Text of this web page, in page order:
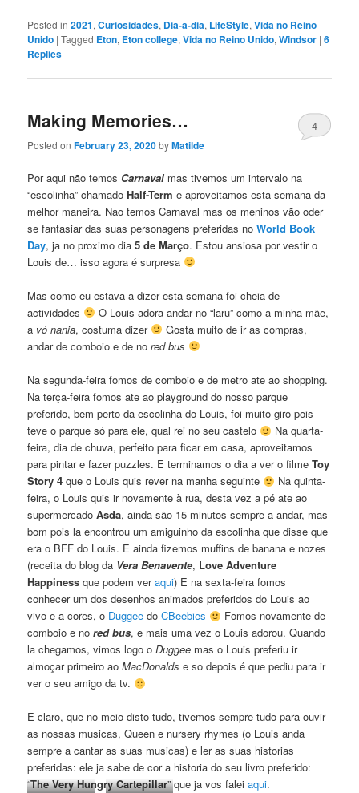
Posted in 2021,Curiosidades, Dia-a-dia, LifeStyle,Vida no Reino
Unido |Tagged Eton, Eton college,Vida no Reino Unido,Windsor |6
Replies
Making Memories…
Posted onFebruary 23, 2020byMatilde
4
Por aqui não temos Carnaval mas tivemos um intervalo na
“escolinha” chamado Half-Term e aproveitamos esta semana da
melhor maneira. Nao temos Carnaval mas os meninos vão oder
se fantasiar das suas personagens preferidas noWorld Book
Day, ja no proximo dia5 de Março. Estou ansiosa por vestir o
Louis de… isso agora é surpresa
Mas como eu estava a dizer esta semana foi cheia de
actividades
O Louis adora andar no “laru” como a minha mãe,
a vó nania, costuma dizer
Gosta muito de ir as compras,
andar de comboio e de nored bus
Na segunda-feira fomos de comboio e de metro ate ao shopping.
Na terça-feira fomos ate ao playground do nosso parque
preferido, bem perto da escolinha do Louis, foi muito giro pois
teve o parque só para ele, qual rei no seu castelo
Na quarta-
feira, dia de chuva, perfeito para ficar em casa, aproveitamos
para pintar e fazer puzzles. E terminamos o dia a ver o filme Toy
Story 4 que o Louis quis rever na manha seguinte
Na quinta-
feira, o Louis quis ir novamente à rua, desta vez a pé ate ao
supermercadoAsda, ainda são 15 minutos sempre a andar, mas
bom pois la encontrou um amiguinho da escolinha que disse que
era o BFF do Louis. E ainda fizemos muffins de banana e nozes
(receita do blog da Vera Benavente, Love Adventure
Happiness que podem veraqui) E na sexta-feira fomos
conhecer um dos desenhos animados preferidos do Louis ao
vivo e a cores, o Duggee doCBeebies
Fomos novamente de
comboio e nored bus, e mais uma vez o Louis adorou. Quando
la chegamos, vimos logo oDuggee mas o Louis preferiu ir
almoçar primeiro aoMacDonalds e so depois é que pediu para ir
ver o seu amigo da tv.
E claro, que no meio disto tudo, tivemos sempre tudo para ouvir
as nossas musicas, Queen e nursery rhymes (o Louis anda
sempre a cantar as suas musicas) e ler as suas historias
preferidas: ele ja sabe de cor a historia do seu livro preferido:
“The Very Hungry Cartepillar” que ja vos faleiaqui.